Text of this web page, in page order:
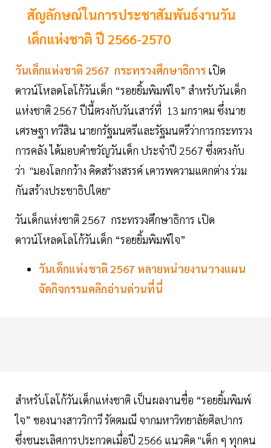
สัญลักษณ์ในการประชาสัมพันธ์งานวัน
เด็กแห่งชาติ ปี 2566-2570
วันเด็กแห่งชาติ 2567 กระทรวงศึกษาธิการ เปิด
ดาวน์โหลดโลโก้วันเด็ก “รอยยิ้มพิมพ์ใจ” สำหรับวันเด็ก
แห่งชาติ 2567 ปีนี้ตรงกับวันเสาร์ที่ 13 มกราคม ซึ่งนาย
เศรษฐา ทวีสิน นายกรัฐมนตรีและรัฐมนตรีว่าการกระทรวง
การคลัง ได้มอบคำขวัญวันเด็ก ประจำปี 2567 ซึ่งตรงกับ
ว่า "มองโลกกว้าง คิดสร้างสรรค์ เคารพความแตกต่าง ร่วม
กันสร้างประชาธิปไตย"
วันเด็กแห่งชาติ 2567 กระทรวงศึกษาธิการ เปิด
ดาวน์โหลดโลโก้วันเด็ก “รอยยิ้มพิมพ์ใจ”
วันเด็กแห่งชาติ 2567 หลายหน่วยงานวางแผน
จัดกิจกรรมคลิกอ่านด่วนที่นี่
สำหรับโลโก้วันเด็กแห่งชาติ เป็นผลงานชื่อ “รอยยิ้มพิมพ์
ใจ” ของนางสาววิกาวี รัตตมณี จากมหาวิทยาลัยศิลปากร
ซึ่งชนะเลิศการประกวดเมื่อปี 2566 แนวคิด "เด็ก ๆ ทุกคน